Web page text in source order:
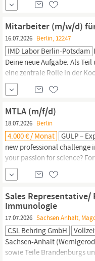
strukturierte Einarbeitung –
Monatsgehalt und
Leistungen Arbeitszeiten
Mitarbeiter (m/w/d)
16.07.2026 Berlin, 12247
IMD Labor Berlin-Potsdam
Deine neue Aufgabe: Als
eine zentrale Rolle in der
Einsendern sowie unseren
unsere Abläufe reibungslos
Qualitätsstandards
MTLA (m/f/d)
18.07.2026 Berlin
4.000 € / Monat GULP –
new professional challenge
your passion for science?
research and diagnostics,
(m/f/d) for molecular
Become part of a dynamic
modern...
Sales
Immunologie
17.07.2026 Sachsen Anhalt,
CSL Behring GmbH
Sachsen-Anhalt
sowie Teile Brandenburgs